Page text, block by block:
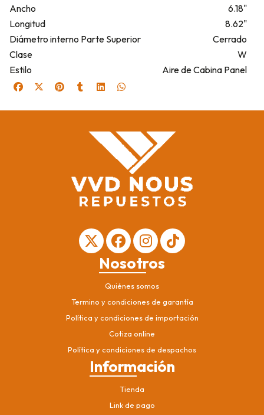
Ancho
6.18"
Longitud
8.62"
Diámetro interno Parte Superior
Cerrado
Clase
W
Estilo
Aire de Cabina Panel
Nosotros
Quiénes somos
Termino y condiciones de garantía
Política y condiciones de importación
Cotiza online
Política y condiciones de despachos
Información
Tienda
Link de pago